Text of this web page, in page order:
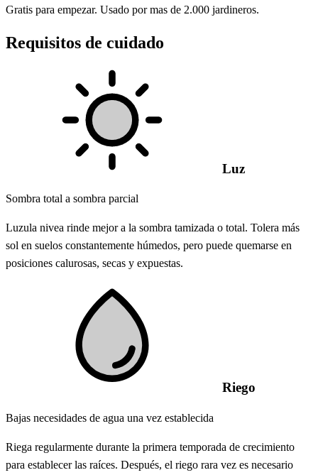
Gratis para empezar. Usado por mas de 2.000 jardineros.
Requisitos de cuidado
Luz
Sombra total a sombra parcial
Luzula nivea rinde mejor a la sombra tamizada o total. Tolera más
sol en suelos constantemente húmedos, pero puede quemarse en
posiciones calurosas, secas y expuestas.
Riego
Bajas necesidades de agua una vez establecida
Riega regularmente durante la primera temporada de crecimiento
para establecer las raíces. Después, el riego rara vez es necesario